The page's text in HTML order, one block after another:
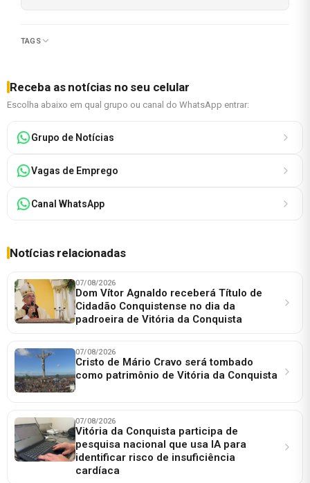
TAGS
Receba as notícias no seu celular
Escolha abaixo em qual grupo ou canal do WhatsApp entrar:
Grupo de Notícias
Vagas de Emprego
Canal WhatsApp
Notícias relacionadas
07/08/2026
Dom Vítor Agnaldo receberá Título de
Cidadão Conquistense no dia da
padroeira de Vitória da Conquista
07/08/2026
Cristo de Mário Cravo será tombado
como patrimônio de Vitória da Conquista
07/08/2026
Vitória da Conquista participa de
pesquisa nacional que usa IA para
identificar risco de insuficiência
cardíaca